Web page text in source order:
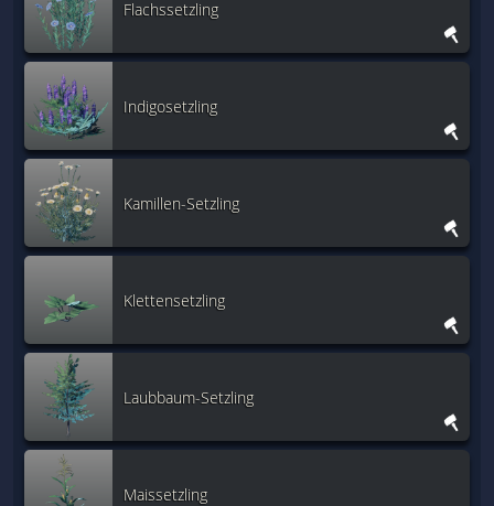
Flachssetzling
Indigosetzling
Kamillen-Setzling
Klettensetzling
Laubbaum-Setzling
Maissetzling